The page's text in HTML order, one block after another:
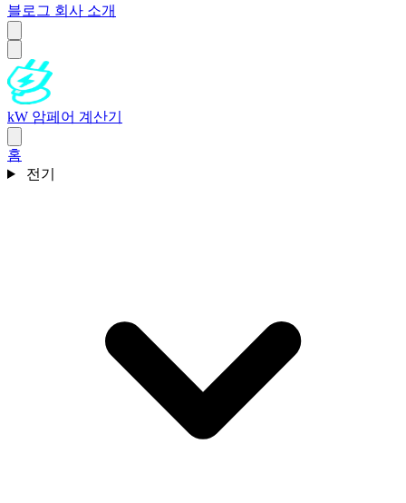
블로그 회사 소개
kW 암페어 계산기
홈
전기